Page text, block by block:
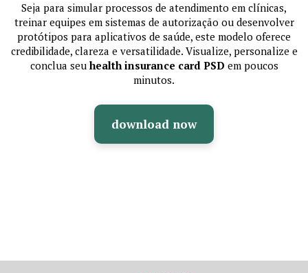
Seja para simular processos de atendimento em clínicas,
treinar equipes em sistemas de autorização ou desenvolver
protótipos para aplicativos de saúde, este modelo oferece
credibilidade, clareza e versatilidade. Visualize, personalize e
conclua seu health insurance card PSD em poucos
minutos.
download now